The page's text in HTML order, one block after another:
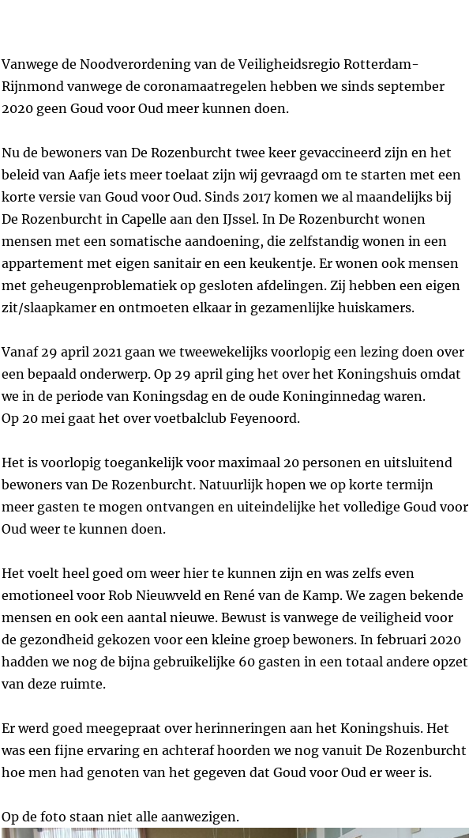
Vanwege de Noodverordening van de Veiligheidsregio Rotterdam-
Rijnmond vanwege de coronamaatregelen hebben we sinds september
2020 geen Goud voor Oud meer kunnen doen.
Nu de bewoners van De Rozenburcht twee keer gevaccineerd zijn en het
beleid van Aafje iets meer toelaat zijn wij gevraagd om te starten met een
korte versie van Goud voor Oud. Sinds 2017 komen we al maandelijks bij
De Rozenburcht in Capelle aan den IJssel. In De Rozenburcht wonen
mensen met een somatische aandoening, die zelfstandig wonen in een
appartement met eigen sanitair en een keukentje. Er wonen ook mensen
met geheugenproblematiek op gesloten afdelingen. Zij hebben een eigen
zit/slaapkamer en ontmoeten elkaar in gezamenlijke huiskamers.
Vanaf 29 april 2021 gaan we tweewekelijks voorlopig een lezing doen over
een bepaald onderwerp. Op 29 april ging het over het Koningshuis omdat
we in de periode van Koningsdag en de oude Koninginnedag waren.
Op 20 mei gaat het over voetbalclub Feyenoord.
Het is voorlopig toegankelijk voor maximaal 20 personen en uitsluitend
bewoners van De Rozenburcht. Natuurlijk hopen we op korte termijn
meer gasten te mogen ontvangen en uiteindelijke het volledige Goud voor
Oud weer te kunnen doen.
Het voelt heel goed om weer hier te kunnen zijn en was zelfs even
emotioneel voor Rob Nieuwveld en René van de Kamp. We zagen bekende
mensen en ook een aantal nieuwe. Bewust is vanwege de veiligheid voor
de gezondheid gekozen voor een kleine groep bewoners. In februari 2020
hadden we nog de bijna gebruikelijke 60 gasten in een totaal andere opzet
van deze ruimte.
Er werd goed meegepraat over herinneringen aan het Koningshuis. Het
was een fijne ervaring en achteraf hoorden we nog vanuit De Rozenburcht
hoe men had genoten van het gegeven dat Goud voor Oud er weer is.
Op de foto staan niet alle aanwezigen.